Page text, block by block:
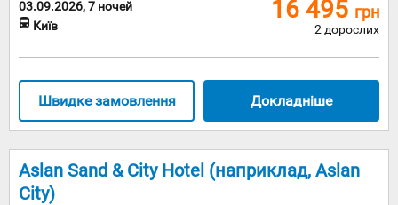
поїздкою
до Чехії.
1993 рік є
роком
туристичної
Словаччини,
адже саме
тоді
держава
перестала
03.09.2026, 7 ночей
Київ
16 495 грн
2 дорослих
Докладніше
Швидке замовлення
Aslan Sand & City Hotel (наприклад, Aslan
City)